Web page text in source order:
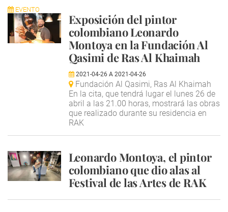
EVENTO
Exposición del pintor
colombiano Leonardo
Montoya en la Fundación Al
Qasimi de Ras Al Khaimah
2021-04-26 A 2021-04-26
Fundación Al Qasimi, Ras Al Khaimah
En la cita, que tendrá lugar el lunes 26 de
abril a las 21.00 horas, mostrará las obras
que realizado durante su residencia en
RAK
Leonardo Montoya, el pintor
colombiano que dio alas al
Festival de las Artes de RAK